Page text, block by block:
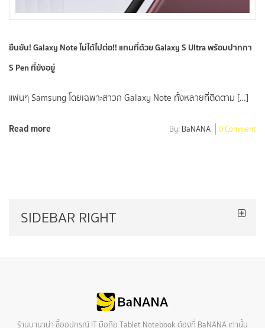
ยืนยัน! Galaxy Note ไม่ได้ไปต่อ!! แทนที่ด้วย Galaxy S Ultra พร้อมปากกา
S Pen ที่ยังอยู่
แฟนๆ Samsung โดยเฉพาะสาวก Galaxy Note ทั้งหลายที่ติดตาม […]
Read more By: BaNANA 0 Comment
SIDEBAR RIGHT
ร้านบานาน่า ซื้ออุปกรณ์ IT มือถือ Tablet Notebook ต้องที่ BaNANA เท่านั้น